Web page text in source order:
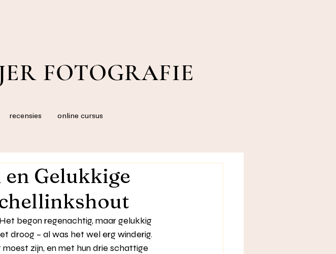
FOTOGRAFIE
recensies online cursus
Gelukkige
begon regenachtig, maar gelukkig
droog – al was het wel erg winderig.
zijn, en met hun drie schattige